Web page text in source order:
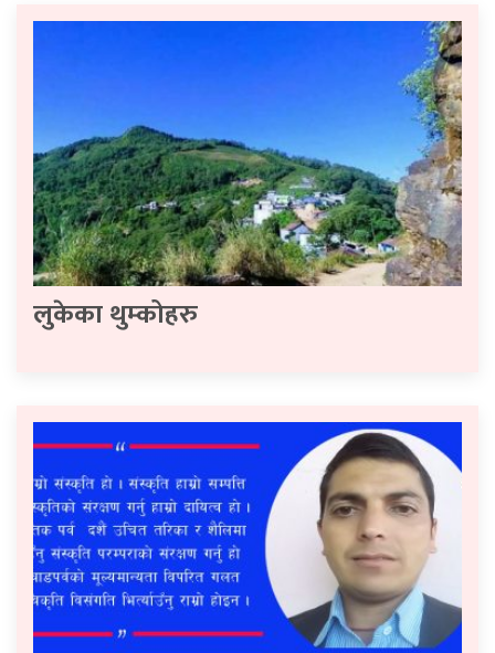
लुकेका थुम्कोहरु